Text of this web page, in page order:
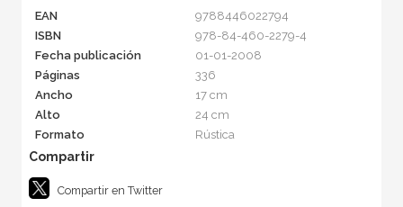
EAN
9788446022794
ISBN
978-84-460-2279-4
Fecha publicación
01-01-2008
Páginas
336
Ancho
17 cm
Alto
24 cm
Formato
Rústica
Compartir en Twitter